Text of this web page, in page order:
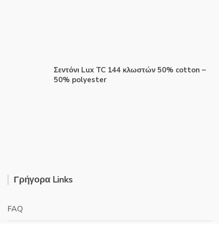
Σεντόνι Lux TC 144 κλωστών 50% cotton –
50% polyester
Γρήγορα Links
FAQ